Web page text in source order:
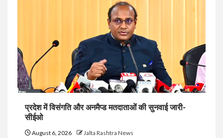
प्रदेश में विसंगति और अनमैप्ड मतदाताओं की सुनवाई जारी-
सीईओ
August 6, 2026 Jalta Rashtra News